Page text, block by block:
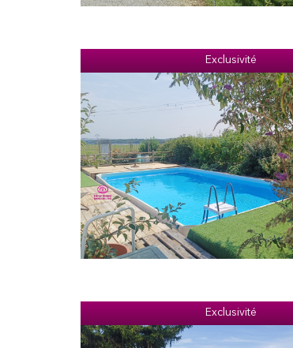
Exclusivité
Exclusivité